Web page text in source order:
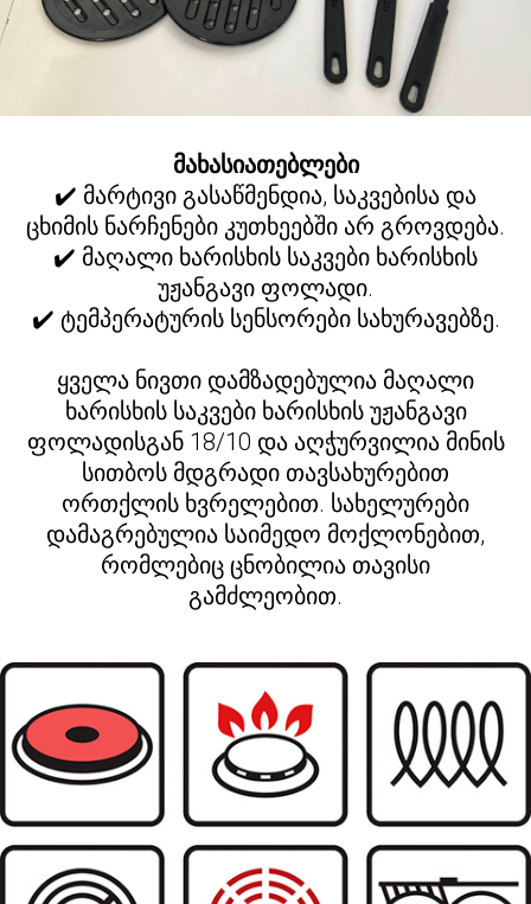
მახასიათებლები
✔️ მარტივი გასაწმენდია, საკვებისა და
ცხიმის ნარჩენები კუთხეებში არ გროვდება.
✔️ მაღალი ხარისხის საკვები ხარისხის
უჟანგავი ფოლადი.
✔️ ტემპერატურის სენსორები სახურავებზე.
ყველა ნივთი დამზადებულია მაღალი
ხარისხის საკვები ხარისხის უჟანგავი
ფოლადისგან 18/10 და აღჭურვილია მინის
სითბოს მდგრადი თავსახურებით
ორთქლის ხვრელებით. სახელურები
დამაგრებულია საიმედო მოქლონებით,
რომლებიც ცნობილია თავისი
გამძლეობით.